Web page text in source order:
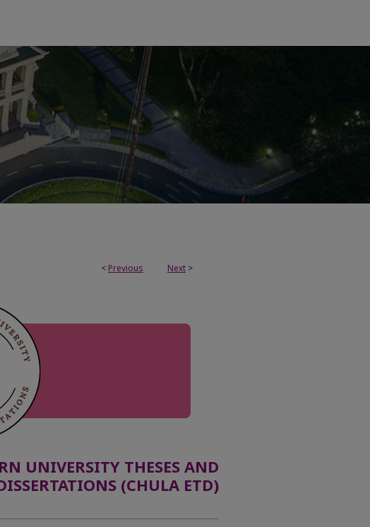
< Previous Next >
UNIVERSITY THESES AND
(CHULA ETD)